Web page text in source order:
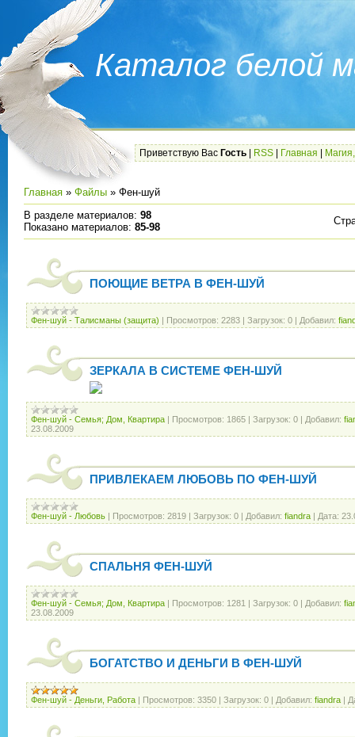
Каталог белой
Приветствую Вас Гость RSS Главная
Главная » Файлы » Фен-шуй
В разделе материалов: 98
Показано материалов: 85-98
ПОЮЩИЕ ВЕТРА В ФЕН-ШУЙ
Фен-шуй - Талисманы (защита) | Просмотров: 2283 | Загрузок: 0 | Добавил:
ЗЕРКАЛА В СИСТЕМЕ ФЕН-ШУЙ
Фен-шуй - Семья; Дом, Квартира | Просмотров: 1865 | Загрузок: 0 | Добавил:
23.08.2009
ПРИВЛЕКАЕМ ЛЮБОВЬ ПО ФЕН-ШУЙ
Фен-шуй - Любовь | Просмотров: 2819 | Загрузок: 0 | Добавил: fiandra | Дата:
СПАЛЬНЯ ФЕН-ШУЙ
Фен-шуй - Семья; Дом, Квартира | Просмотров: 1281 | Загрузок: 0 | Добавил:
23.08.2009
БОГАТСТВО И ДЕНЬГИ В ФЕН-ШУЙ
Фен-шуй - Деньги, Работа | Просмотров: 3350 | Загрузок: 0 | Добавил: fiandra |